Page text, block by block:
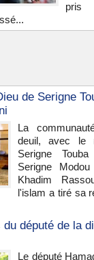
pris
de Serigne
La
deuil, avec le
Serigne
Serigne
Khadim
l'islam a tiré sa
député de la
Le député